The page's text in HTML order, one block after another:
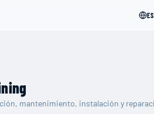
ES
mantenimiento, instalación y